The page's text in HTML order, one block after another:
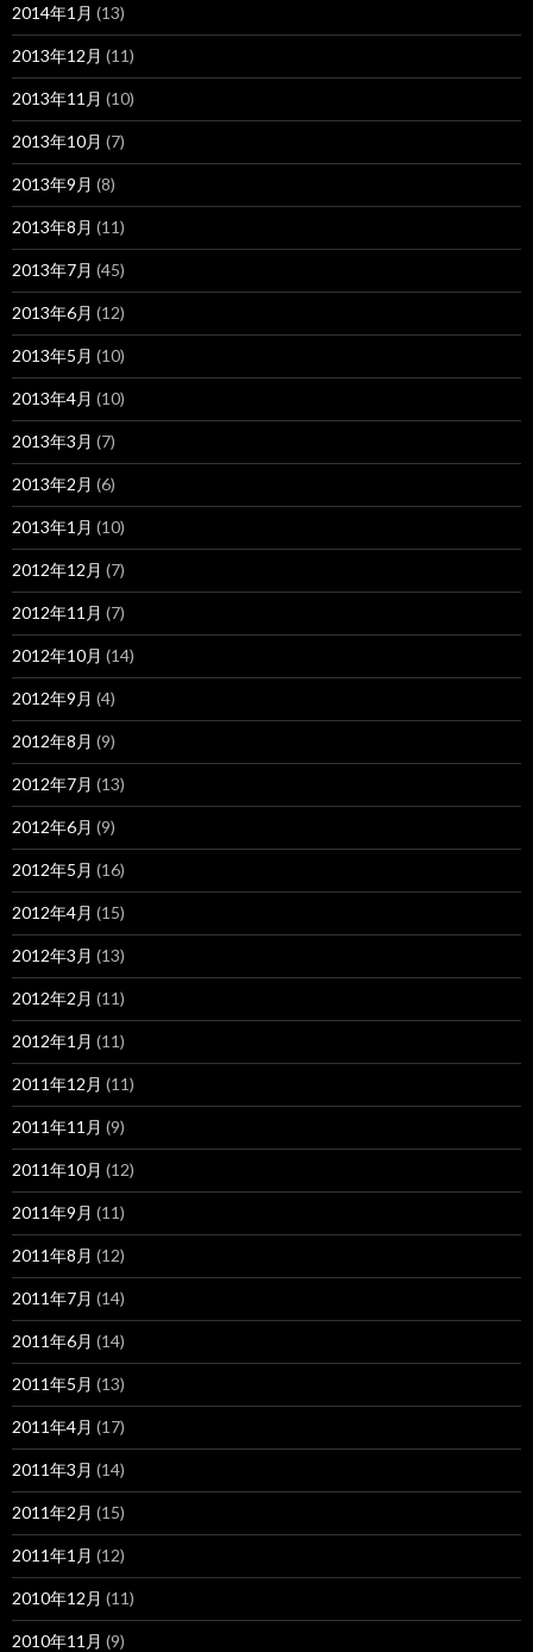
2014年1月 (13)
2013年12月 (11)
2013年11月 (10)
2013年10月 (7)
2013年9月 (8)
2013年8月 (11)
2013年7月 (45)
2013年6月 (12)
2013年5月 (10)
2013年4月 (10)
2013年3月 (7)
2013年2月 (6)
2013年1月 (10)
2012年12月 (7)
2012年11月 (7)
2012年10月 (14)
2012年9月 (4)
2012年8月 (9)
2012年7月 (13)
2012年6月 (9)
2012年5月 (16)
2012年4月 (15)
2012年3月 (13)
2012年2月 (11)
2012年1月 (11)
2011年12月 (11)
2011年11月 (9)
2011年10月 (12)
2011年9月 (11)
2011年8月 (12)
2011年7月 (14)
2011年6月 (14)
2011年5月 (13)
2011年4月 (17)
2011年3月 (14)
2011年2月 (15)
2011年1月 (12)
2010年12月 (11)
2010年11月 (9)